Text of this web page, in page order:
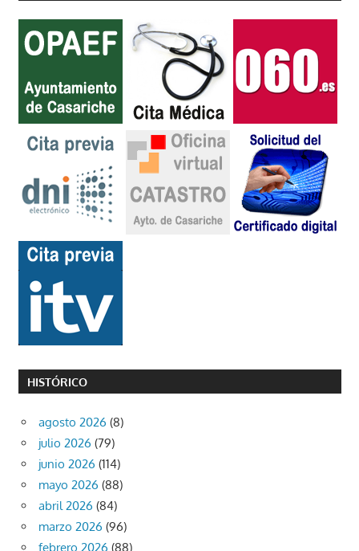
HISTÓRICO
agosto 2026 (8)
julio 2026 (79)
junio 2026 (114)
mayo 2026 (88)
abril 2026 (84)
marzo 2026 (96)
febrero 2026 (88)